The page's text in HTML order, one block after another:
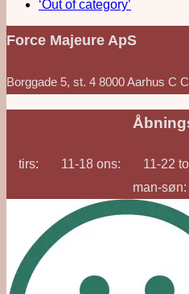
‘Out of category’
Force Majeure ApS
Borggade 5, st. 4 8000 Aarhus C
tirs: 11-18 ons: 11-22
man-